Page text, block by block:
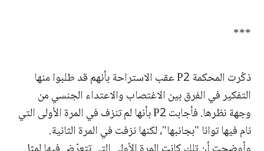
***
ذكّرت المحكمة P2 عقب الاستراحة بأنهم قد طلبوا منها
التفكير في الفرق بين الاغتصاب والاعتداء الجنسي من
وجهة نظرها. فأجابت P2 بأنها لم تنزف في المرة الأولى التي
نام فيها توانا "بجانبها"، لكنها نزفت في المرة الثانية.